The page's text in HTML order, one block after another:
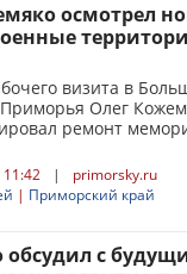
осмотрел
визита в
Олег
ремонт
|
primorsky.ru
| Приморский край
обсудил с